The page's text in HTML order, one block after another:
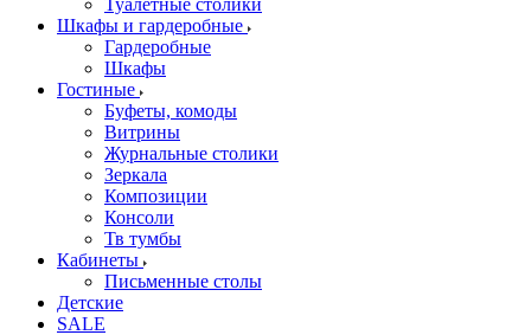
Туалетные столики
Шкафы и гардеробные
Гардеробные
Шкафы
Гостиные
Буфеты, комоды
Витрины
Журнальные столики
Зеркала
Композиции
Консоли
Тв тумбы
Кабинеты
Письменные столы
Детские
SALE